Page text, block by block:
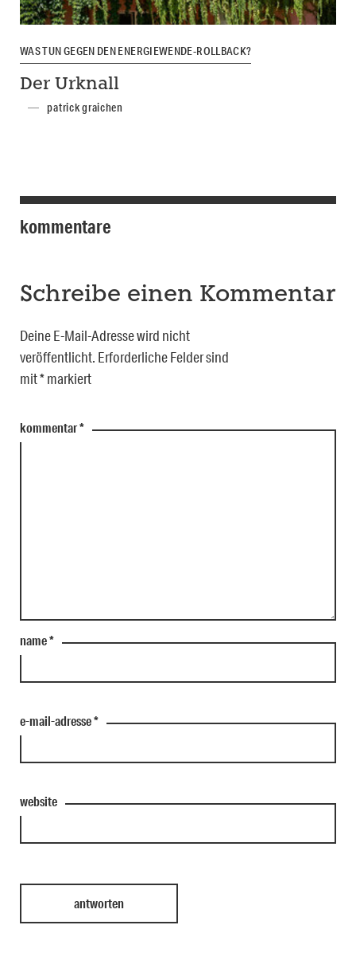
WAS TUN GEGEN DEN ENERGIEWENDE-ROLLBACK?
Der Urknall
patrick graichen
kommentare
Schreibe einen Kommentar
Deine E-Mail-Adresse wird nicht
veröffentlicht. Erforderliche Felder sind
mit*markiert
kommentar*
name*
e-mail-adresse*
website